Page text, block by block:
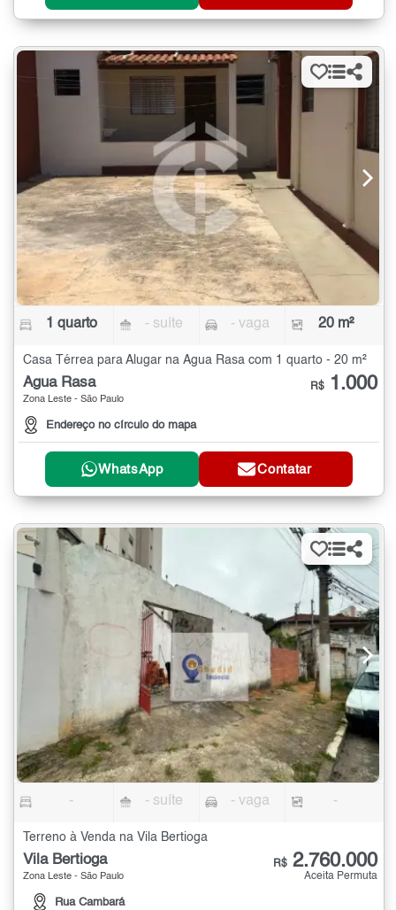
1 quarto - suíte - vaga 20 m²
Casa Térrea para Alugar na Água Rasa com 1 quarto - 20 m²
Água Rasa
Zona Leste - São Paulo
Endereço no círculo do mapa
R$ 1.000
WhatsApp Contatar
- - suíte - vaga -
Terreno à Venda na Vila Bertioga
Vila Bertioga
Zona Leste - São Paulo
Rua Cambará
R$ 2.760.000
Aceita Permuta